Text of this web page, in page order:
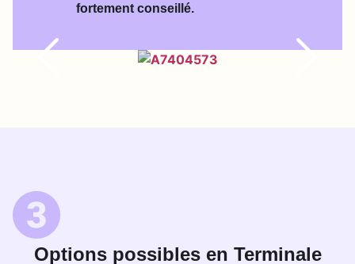
fortement conseillé.
Options possibles en Terminale